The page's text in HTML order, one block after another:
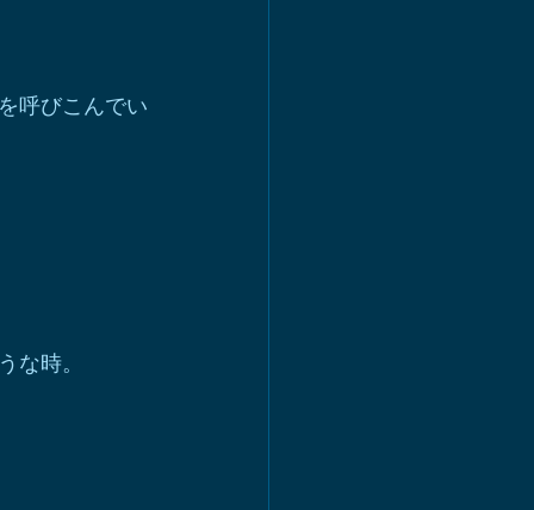
呼びこんでい
な時。